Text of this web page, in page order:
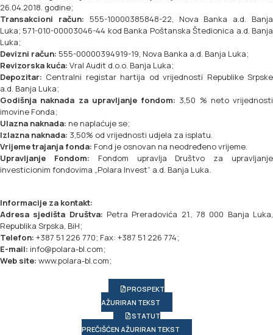
26.04.2018. godine;
Transakcioni račun: 555-10000385848-22, Nova Banka a.d. Banja
Luka; 571-010-00003046-44 kod Banka Poštanska Štedionica a.d. Banja
Luka;
Devizni račun: 555-00000394919-19, Nova Banka a.d. Banja Luka;
Revizorska kuća: Vral Audit d.o.o. Banja Luka;
Depozitar: Centralni registar hartija od vrijednosti Republike Srpske
a.d. Banja Luka;
Godišnja naknada za upravljanje fondom: 3,50 % neto vrijednosti
imovine Fonda;
Ulazna naknada: ne naplaćuje se;
Izlazna naknada: 3,50% od vrijednosti udjela za isplatu.
Vrijeme trajanja fonda: Fond je osnovan na neodređeno vrijeme.
Upravljanje Fondom: Fondom upravlja Društvo za upravljanje
investicionim fondovima „Polara Invest“ a.d. Banja Luka.
Informacije za kontakt:
Adresa sjedišta Društva: Petra Preradovića 21., 78 000 Banja Luka,
Republika Srpska, BiH;
Telefon: +387 51 226 770; Fax: +387 51 226 774;
E-mail: info@polara-bl.com;
Web site: www.polara-bl.com;
PROSPEKT
AŽURIRAN TEKST
STATUT
PREČIŠĆEN AŽURIRAN TEKST